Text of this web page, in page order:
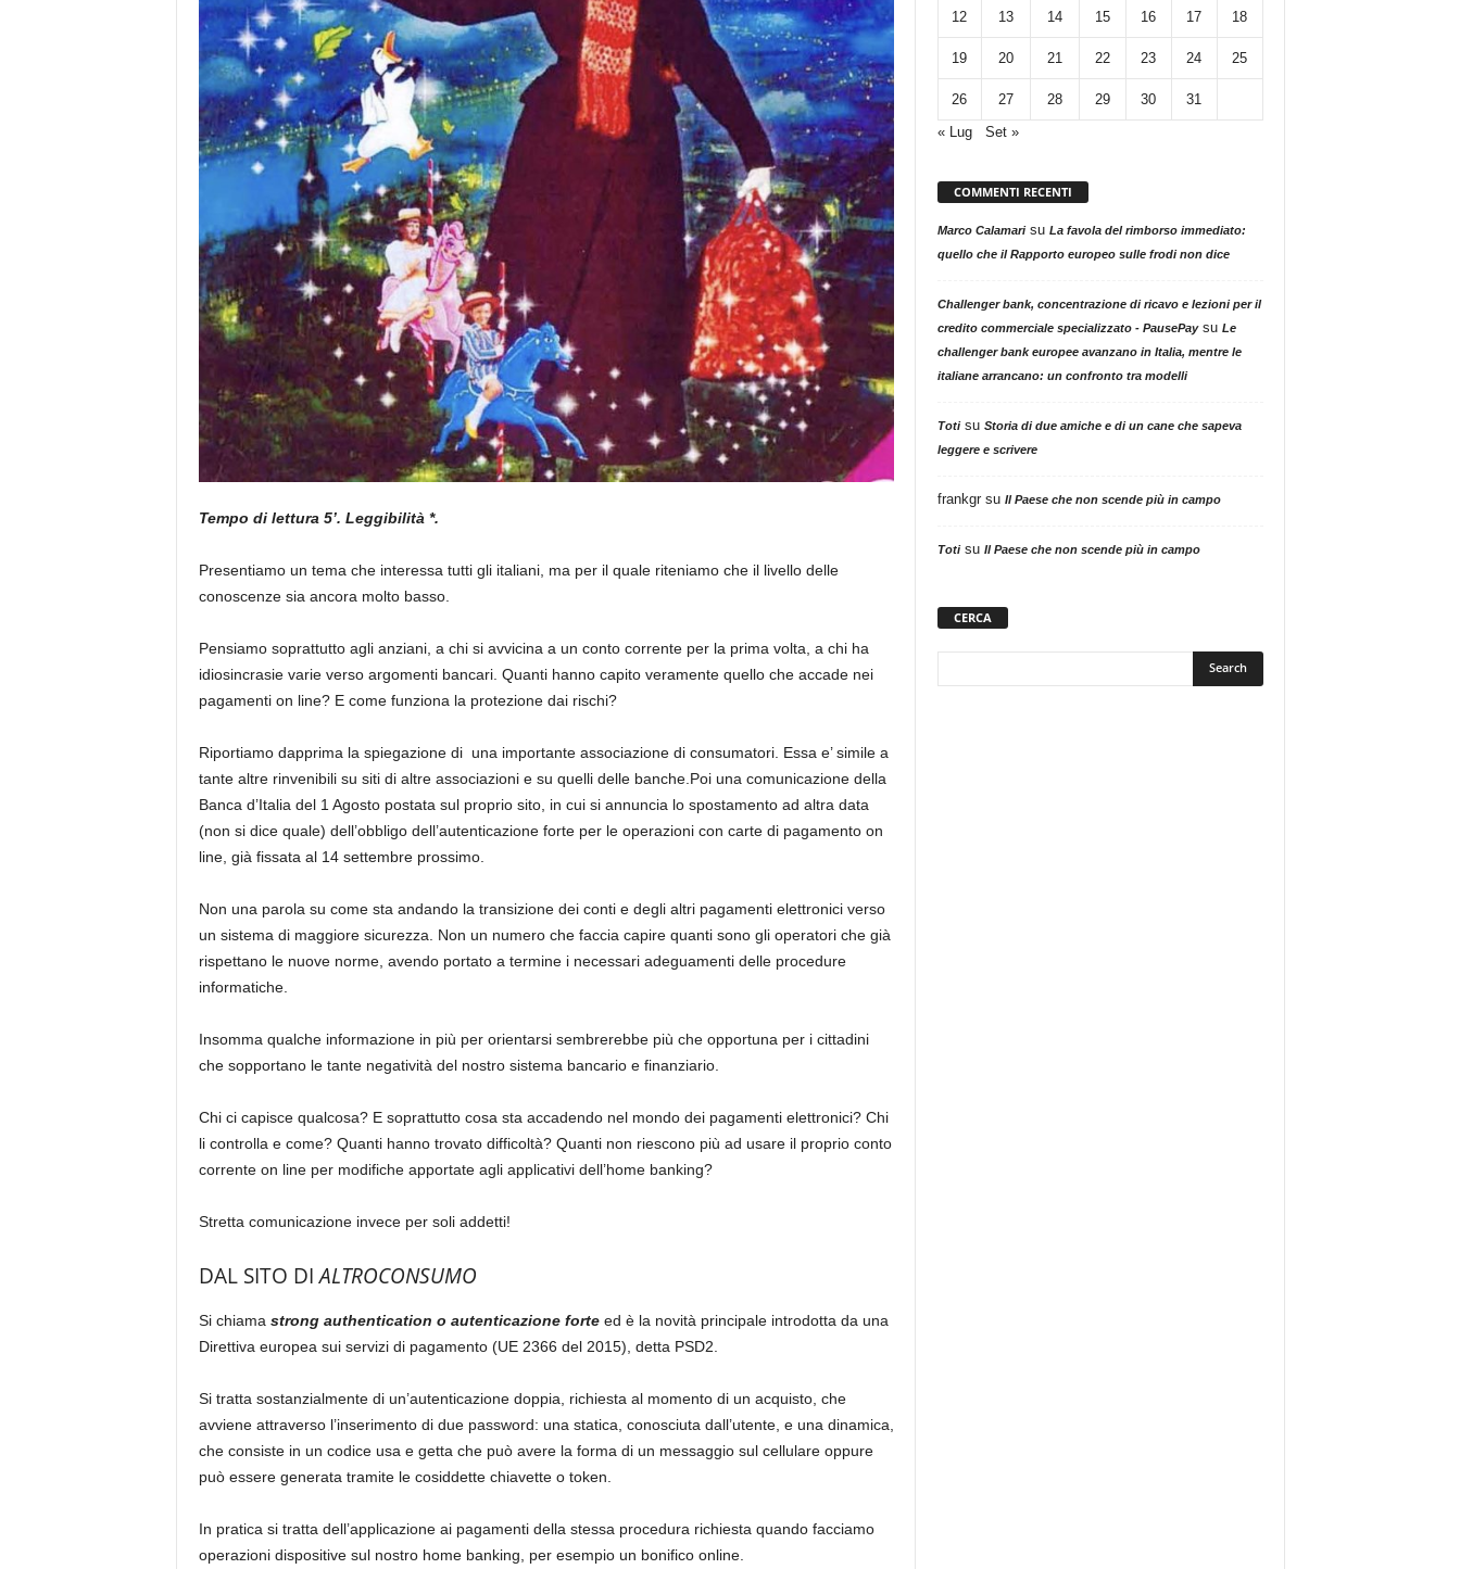
Tempo di lettura 5’. Leggibilità *.
Presentiamo un tema che interessa tutti gli italiani, ma per il quale riteniamo che il livello delle
conoscenze sia ancora molto basso.
Pensiamo soprattutto agli anziani, a chi si avvicina a un conto corrente per la prima volta, a chi ha
idiosincrasie varie verso argomenti bancari. Quanti hanno capito veramente quello che accade nei
pagamenti on line? E come funziona la protezione dai rischi?
Riportiamo dapprima la spiegazione di una importante associazione di consumatori. Essa e’ simile a
tante altre rinvenibili su siti di altre associazioni e su quelli delle banche.Poi una comunicazione della
Banca d’Italia del 1 Agosto postata sul proprio sito, in cui si annuncia lo spostamento ad altra data
(non si dice quale) dell’obbligo dell’autenticazione forte per le operazioni con carte di pagamento on
line, già fissata al 14 settembre prossimo.
Non una parola su come sta andando la transizione dei conti e degli altri pagamenti elettronici verso
un sistema di maggiore sicurezza. Non un numero che faccia capire quanti sono gli operatori che già
rispettano le nuove norme, avendo portato a termine i necessari adeguamenti delle procedure
informatiche.
Insomma qualche informazione in più per orientarsi sembrerebbe più che opportuna per i cittadini
che sopportano le tante negatività del nostro sistema bancario e finanziario.
Chi ci capisce qualcosa? E soprattutto cosa sta accadendo nel mondo dei pagamenti elettronici? Chi
li controlla e come? Quanti hanno trovato difficoltà? Quanti non riescono più ad usare il proprio conto
corrente on line per modifiche apportate agli applicativi dell’home banking?
Stretta comunicazione invece per soli addetti!
DAL SITO DIALTROCONSUMO
Si chiama strong authentication o autenticazione forte ed è la novità principale introdotta da una
Direttiva europea sui servizi di pagamento (UE 2366 del 2015), detta PSD2.
Si tratta sostanzialmente di un’autenticazione doppia, richiesta al momento di un acquisto, che
avviene attraverso l’inserimento di due password: una statica, conosciuta dall’utente, e una dinamica,
che consiste in un codice usa e getta che può avere la forma di un messaggio sul cellulare oppure
può essere generata tramite le cosiddette chiavette o token.
In pratica si tratta dell’applicazione ai pagamenti della stessa procedura richiesta quando facciamo
operazioni dispositive sul nostro home banking, per esempio un bonifico online.
12 13 14 15 16 17 18
19 20 21 22 23 24 25
26 27 28 29 30
31
« Lug
Set »
COMMENTI RECENTI
Marco Calamarisu La favola del rimborso immediato:
quello che il Rapporto europeo sulle frodi non dice
Challenger bank, concentrazione di ricavo e lezioni per il
credito commerciale specializzato - PausePaysu Le
challenger bank europee avanzano in Italia, mentre le
italiane arrancano: un confronto tra modelli
Totisu Storia di due amiche e di un cane che sapeva
leggere e scrivere
frankgrsu Il Paese che non scende più in campo
Totisu Il Paese che non scende più in campo
CERCA